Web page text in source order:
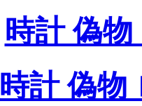
時計 偽
時計 偽物